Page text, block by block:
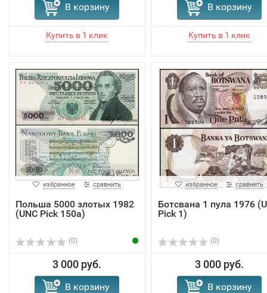
В корзину В корзину
избранное сравнить
Польша 5000 злотых 1982
(UNC Pick 150a)
(0)
3 000 руб.
В корзину
избранное сравнить
Ботсвана 1 пула 1976
Pick 1)
(0)
3 000 руб.
В корзину